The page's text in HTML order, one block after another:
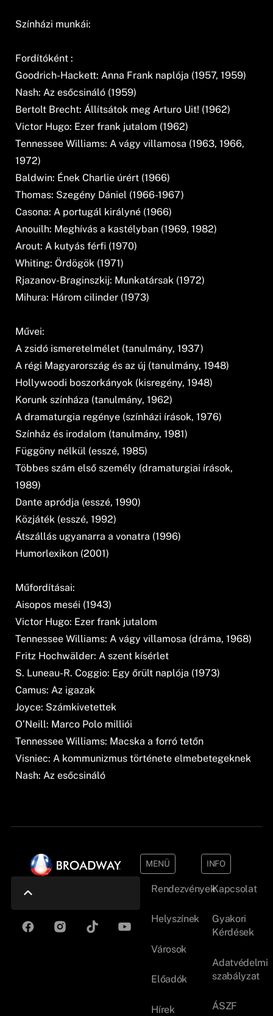
Színházi munkái:
Fordítóként :
Goodrich-Hackett: Anna Frank naplója (1957, 1959)
Nash: Az esőcsináló (1959)
Bertolt Brecht: Állítsátok meg Arturo Uit! (1962)
Victor Hugo: Ezer frank jutalom (1962)
Tennessee Williams: A vágy villamosa (1963, 1966,
1972)
Baldwin: Ének Charlie úrért (1966)
Thomas: Szegény Dániel (1966-1967)
Casona: A portugál királyné (1966)
Anouilh: Meghívás a kastélyban (1969, 1982)
Arout: A kutyás férfi (1970)
Whiting: Ördögök (1971)
Rjazanov-Braginszkij: Munkatársak (1972)
Mihura: Három cilinder (1973)
Művei:
A zsidó ismeretelmélet (tanulmány, 1937)
A régi Magyarország és az új (tanulmány, 1948)
Hollywoodi boszorkányok (kisregény, 1948)
Korunk színháza (tanulmány, 1962)
A dramaturgia regénye (színházi írások, 1976)
Színház és irodalom (tanulmány, 1981)
Függöny nélkül (esszé, 1985)
Többes szám első személy (dramaturgiai írások,
1989)
Dante apródja (esszé, 1990)
Közjáték (esszé, 1992)
Átszállás ugyanarra a vonatra (1996)
Humorlexikon (2001)
Műfordításai:
Aisopos meséi (1943)
Victor Hugo: Ezer frank jutalom
Tennessee Williams: A vágy villamosa (dráma, 1968)
Fritz Hochwälder: A szent kísérlet
S. Luneau-R. Coggio: Egy őrült naplója (1973)
Camus: Az igazak
Joyce: Számkivetettek
O’Neill: Marco Polo milliói
Tennessee Williams: Macska a forró tetőn
Visniec: A kommunizmus története elmebetegeknek
Nash: Az esőcsináló
MENÜ
Rendezvények
Helyszínek
Városok
Előadók
Hírek
INFO
Kapcsolat
Gyakori
Kérdések
Adatvédelmi
szabályzat
ÁSZF